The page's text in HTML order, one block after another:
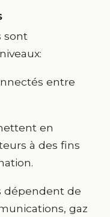
sont
entre
en
à des fins
dépendent de
gaz